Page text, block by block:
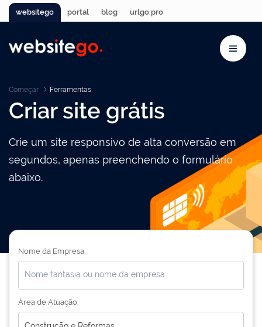
websitego portal blog urlgo.pro
Começar Ferramentas
Criar site grátis
Crie um site responsivo de alta conversão em
segundos, apenas preenchendo o formulário
abaixo.
Nome da Empresa:
Área de Atuação: